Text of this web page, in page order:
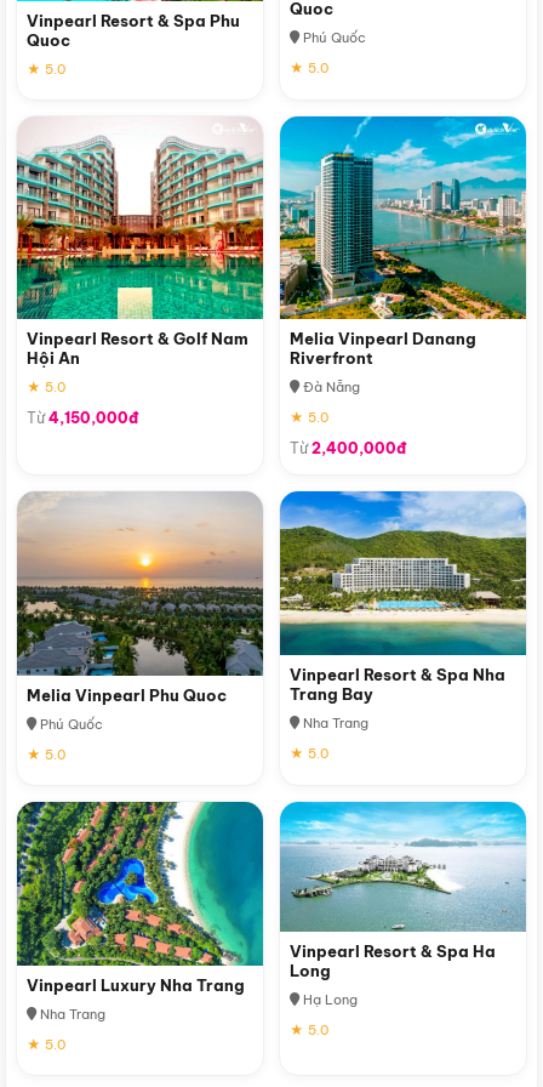
Vinpearl Resort & Spa Phu
Quoc
★ 5.0
Quoc
Phú Quốc
★ 5.0
Vinpearl Resort & Golf Nam
Hội An
★ 5.0
Từ4,150,000đ
Melia Vinpearl Danang
Riverfront
Đà Nẵng
★ 5.0
Từ2,400,000đ
Melia Vinpearl Phu Quoc
Phú Quốc
★ 5.0
Vinpearl Resort & Spa Nha
Trang Bay
Nha Trang
★ 5.0
Vinpearl Luxury Nha Trang
Nha Trang
★ 5.0
Vinpearl Resort & Spa Ha
Long
Hạ Long
★ 5.0